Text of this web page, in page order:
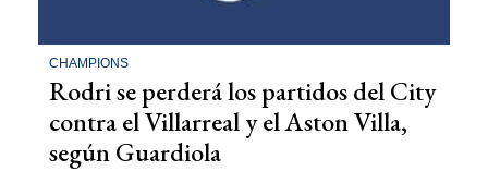
CHAMPIONS
Rodri se perderá los partidos del City
contra el Villarreal y el Aston Villa,
según Guardiola